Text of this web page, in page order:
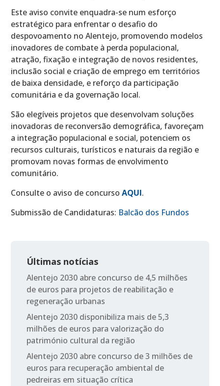
Este aviso convite enquadra-se num esforço
estratégico para enfrentar o desafio do
despovoamento no Alentejo, promovendo modelos
inovadores de combate à perda populacional,
atração, fixação e integração de novos residentes,
inclusão social e criação de emprego em territórios
de baixa densidade, e reforço da participação
comunitária e da governação local.
São elegíveis projetos que desenvolvam soluções
inovadoras de reconversão demográfica, favoreçam
a integração populacional e social, potenciem os
recursos culturais, turísticos e naturais da região e
promovam novas formas de envolvimento
comunitário.
Consulte o aviso de concursoAQUI.
Submissão de Candidaturas: Balcão dos Fundos
Últimas notícias
Alentejo 2030 abre concurso de 4,5 milhões
de euros para projetos de reabilitação e
regeneração urbanas
Alentejo 2030 disponibiliza mais de 5,3
milhões de euros para valorização do
património cultural da região
Alentejo 2030 abre concurso de 3 milhões de
euros para recuperação ambiental de
pedreiras em situação crítica